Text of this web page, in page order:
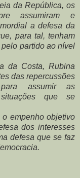
da República, os
assumiram e
a defesa da
para tal, tenham
partido ao nível
da Costa, Rubina
das repercussões
assumir as
que se
empenho objetivo
dos interesses
defesa que se faz